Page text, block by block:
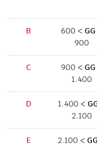
B 600 < GG
900
C 900 < GG
1.400
D 1.400 <
2.100
E 2.100 < GG